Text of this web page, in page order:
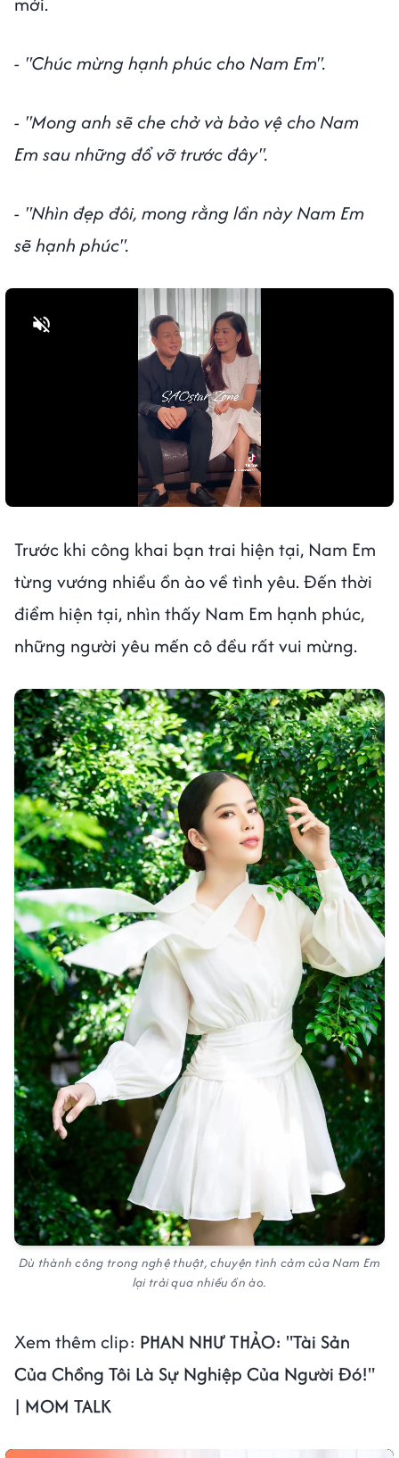
- "Chúc mừng hạnh phúc cho Nam Em".
- "Mong anh sẽ che chở và bảo vệ cho Nam
Em sau những đổ vỡ trước đây".
- "Nhìn đẹp đôi, mong rằng lần này Nam Em
sẽ hạnh phúc".
Trước khi công khai bạn trai hiện tại, Nam Em
từng vướng nhiều ồn ào về tình yêu. Đến thời
điểm hiện tại, nhìn thấy Nam Em hạnh phúc,
những người yêu mến cô đều rất vui mừng.
Dù thành công trong nghệ thuật, chuyện tình cảm của Nam Em
lại trải qua nhiều ồn ào.
Xem thêm clip: PHAN NHƯ THẢO: "Tài Sản
Của Chồng Tôi Là Sự Nghiệp Của Người Đó!"
| MOM TALK